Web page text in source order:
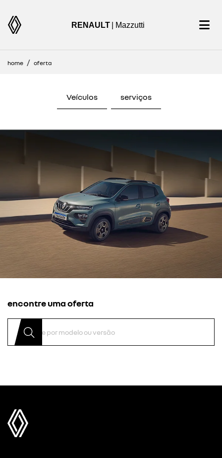
RENAULT | Mazzutti
home oferta
Veículos serviços
encontre uma oferta